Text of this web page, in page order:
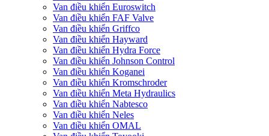
Van điều khiển Euroswitch
Van điều khiển FAF Valve
Van điều khiển Griffco
Van điều khiển Hayward
Van điều khiển Hydra Force
Van điều khiển Johnson Control
Van điều khiển Koganei
Van điều khiển Kromschroder
Van điều khiển Meta Hydraulics
Van điều khiển Nabtesco
Van điều khiển Neles
Van điều khiển OMAL